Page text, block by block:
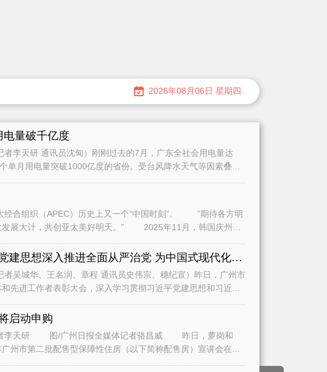
2026年08月06日 星期四
电量破千亿度
李天研 通讯员沈甸）刚刚过去的7月，广东全社会用电量达
单月用电量突破1000亿度的省份。受台风降水天气等因素叠加
（APEC）历史上又一个“中国时刻”。 “期待各方明
创亚太美好明天。” 2025年11月，韩国庆州，
全面学习贯彻习近平党建思想深入推进全面从严治党 为中国式现代化广州实践提供坚强保障
城华、王名润、章程 通讯员史伟宗、穗纪宣）昨日，广州市
先进工作者表彰大会，深入学习贯彻习近平党建思想和习近平
启动申购
李天研 图/广州日报全媒体记者骆昌威 昨日，萝岗和
州市第二批配售型保障性住房（以下简称配售房）宣讲会在广